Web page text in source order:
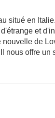
situé en
et
de
nous offre un